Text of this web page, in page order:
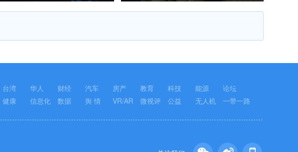
台湾 华人 财经 汽车 房产 教育 科技 能源
论坛
健康 信息化 数据 舆 情 VR/AR 微视评 公益 无人机 一带一路